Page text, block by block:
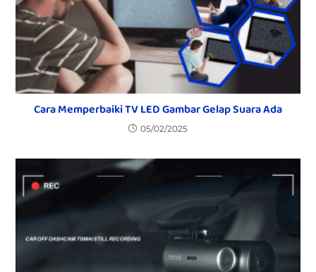
Cara Memperbaiki TV LED Gambar Gelap Suara Ada
05/02/2025